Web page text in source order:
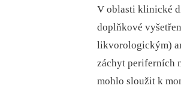
V oblasti klinické
doplňkové
likvorologickým)
záchyt periferních
mohlo sloužit k